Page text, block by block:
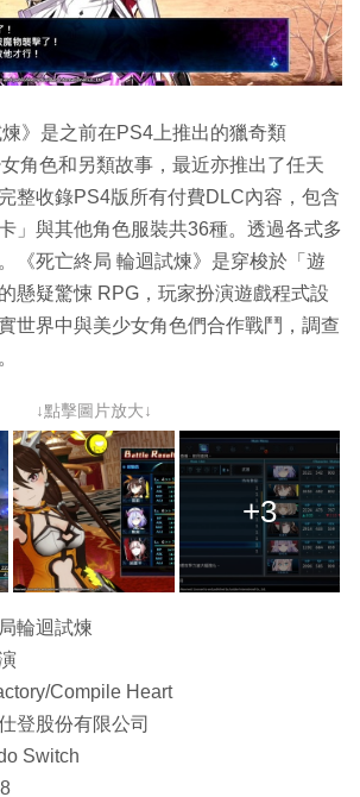
煉》是之前在PS4上推出的獵奇類
角色和另類故事，最近亦推出了任天
整收錄PS4版所有付費DLC內容，包含
」與其他角色服裝共36種。透過各式多
《死亡終局 輪迴試煉》是穿梭於「遊
懸疑驚悚 RPG，玩家扮演遊戲程式設
世界中與美少女角色們合作戰鬥，調查
↓點擊圖片放大↓
+3
輪迴試煉
Compile Heart
登股份有限公司
Switch